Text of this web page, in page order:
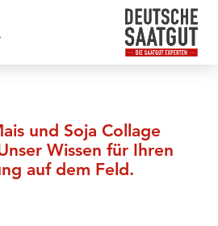
und Soja Collage
Wissen für Ihren
auf dem Feld.